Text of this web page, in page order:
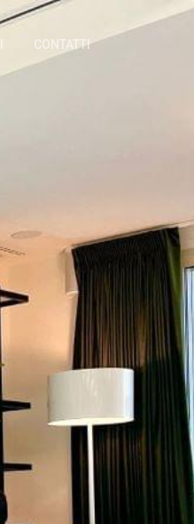
CONTATTI